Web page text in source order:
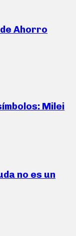
Ahorro
Milei
no es un